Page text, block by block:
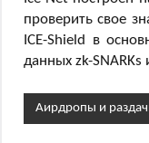
проверить свое
ICE-Shield в
данных zk-
Аирдропы и